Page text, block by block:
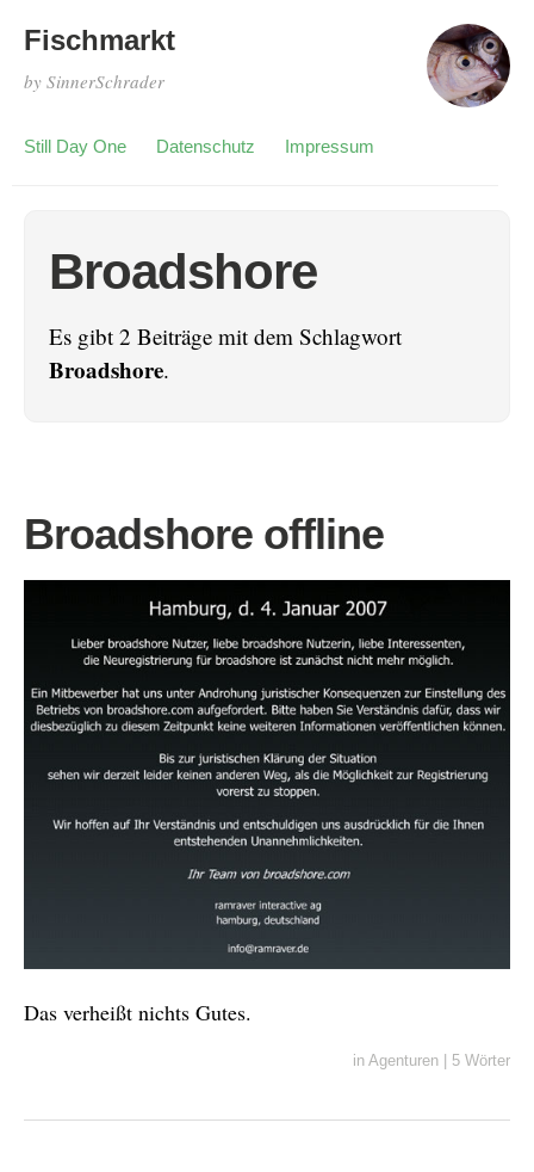
Fischmarkt
by SinnerSchrader
Still Day One Datenschutz Impressum
Broadshore
Es gibt 2 Beiträge mit dem Schlagwort
Broadshore.
Broadshore offline
Das verheißt nichts Gutes.
in Agenturen 5 Wörter